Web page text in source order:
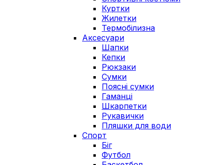
Куртки
Жилетки
Термобілизна
Аксесуари
Шапки
Кепки
Рюкзаки
Сумки
Поясні сумки
Гаманці
Шкарпетки
Рукавички
Пляшки для води
Спорт
Біг
Футбол